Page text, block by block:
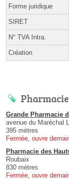
Forme juridique
SIRET
N° TVA Intra.
Création
Grande Pharmacie
avenue du Maréchal
395 mètres
Fermée, ouvre
Pharmacie des
Roubaix
830 mètres
Fermée, ouvre